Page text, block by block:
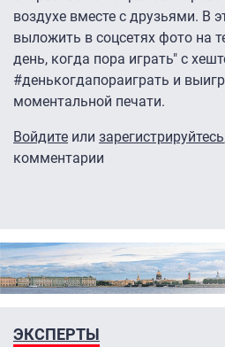
воздухе вместе с друзьями. В
выложить в соцсетях фото на
день, когда пора играть" с
#денькогдапораиграть и
моментальной печати.
Войдите или зарегистрируйтесь
комментарии
ЭКСПЕРТЫ